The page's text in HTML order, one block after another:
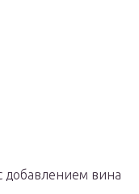
добавлением вина